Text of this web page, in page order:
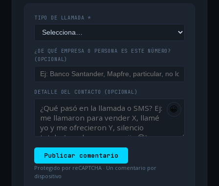
TIPO DE LLAMADA *
¿DE QUÉ EMPRESA O PERSONA ES ESTE NÚMERO?
(OPCIONAL)
DETALLE DEL CONTACTO (OPCIONAL)
😀
Publicar comentario
Protegido por reCAPTCHA · Un comentario por
dispositivo